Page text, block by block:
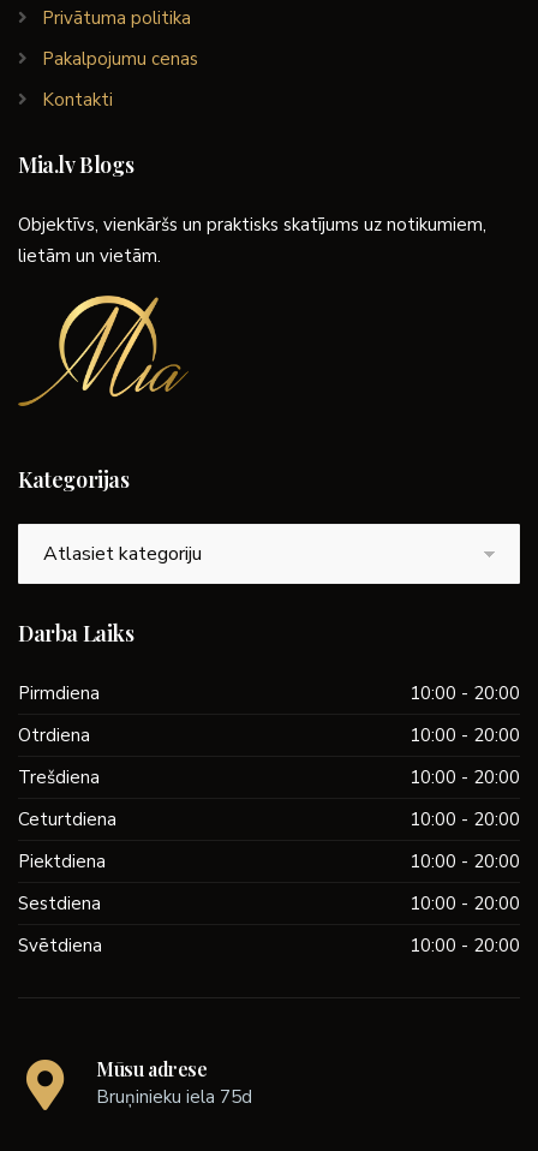
Privātuma politika
Pakalpojumu cenas
Kontakti
Mia.lv Blogs
Objektīvs, vienkāršs un praktisks skatījums uz notikumiem,
lietām un vietām.
Kategorijas
Darba Laiks
Pirmdiena
10:00 - 20:00
Otrdiena
10:00 - 20:00
Trešdiena
10:00 - 20:00
Ceturtdiena
10:00 - 20:00
Piektdiena
10:00 - 20:00
Sestdiena
10:00 - 20:00
Svētdiena
10:00 - 20:00
Mūsu adrese
Bruņinieku iela 75d